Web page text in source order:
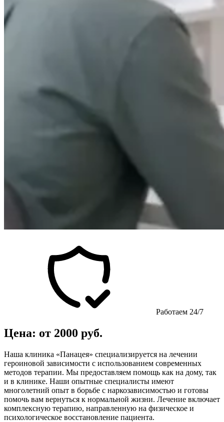
Работаем 24/7
Цена: от 2000 руб.
Наша клиника «Панацея» специализируется на лечении
героиновой зависимости с использованием современных
методов терапии. Мы предоставляем помощь как на дому, так
и в клинике. Наши опытные специалисты имеют
многолетний опыт в борьбе с наркозависимостью и готовы
помочь вам вернуться к нормальной жизни. Лечение включает
комплексную терапию, направленную на физическое и
психологическое восстановление пациента.